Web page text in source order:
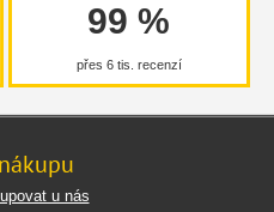
99 %
přes 6 tis. recenzí
u nás